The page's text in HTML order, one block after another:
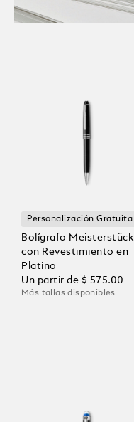
Personalización Gratuita
Bolígrafo Meisterstück
con Revestimiento en
Platino
Un partir de $ 575.00
Más tallas disponibles